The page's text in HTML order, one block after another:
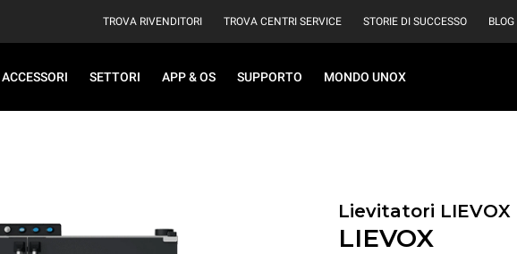
TROVA RIVENDITORI TROVA CENTRI SERVICE STORIE DI SUCCESSO BLOG
ACCESSORI SETTORI APP & OS SUPPORTO MONDO UNOX
Lievitatori LIEVOX
LIEVOX